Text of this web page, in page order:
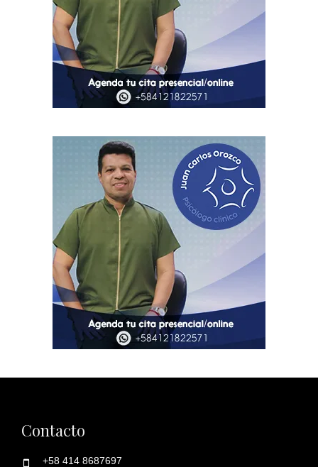
Contacto
+58 414 8687697